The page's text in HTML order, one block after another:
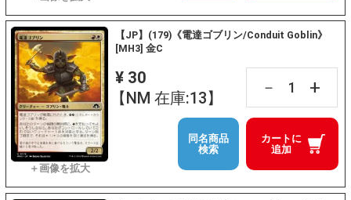
【JP】(179)《電達ゴブリン/Conduit Goblin》
[MH3] 金C
¥ 30
【NM 在庫:13】
－ +
カートに
追加
同名商品
検索